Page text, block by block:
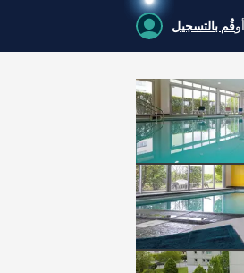
أوقُم بالتسجيل